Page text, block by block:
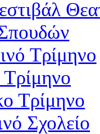
Τρίμηνο
Τρίμηνο
Τρίμηνο
Σχολείο